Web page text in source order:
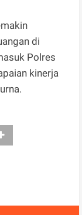
di
Polres
kinerja